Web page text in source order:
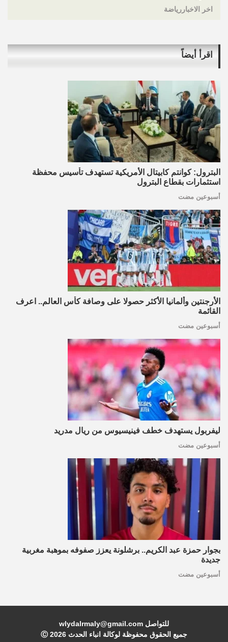
اخر الاخباررياضة
اقرأ أيضاً
البترول: كوانتم كابيتال الأمريكية تستهدف تأسيس محفظة
استثمارات بقطاع البترول
أسبوعين مضت
الأرجنتين وألمانيا الأكثر حصولا على وصافة كأس العالم.. اعرف
القائمة
أسبوعين مضت
ليفربول يستهدف خطف فينيسيوس من ريال مدريد
أسبوعين مضت
بجوار حمزة عبد الكريم.. برشلونة يعزز صفوفه بموهبة مغربية
جديدة
أسبوعين مضت
للتواصل wlydalrmaly@gmail.com
جميع الحقوق محفوظة لوكالة انباء الحدث Ⓒ 2026